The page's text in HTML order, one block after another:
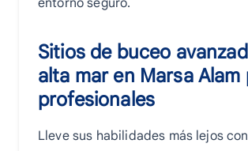
entorno seguro.
Sitios de buceo
alta mar en Marsa Alam
profesionales
Lleve sus habilidades más lejos con